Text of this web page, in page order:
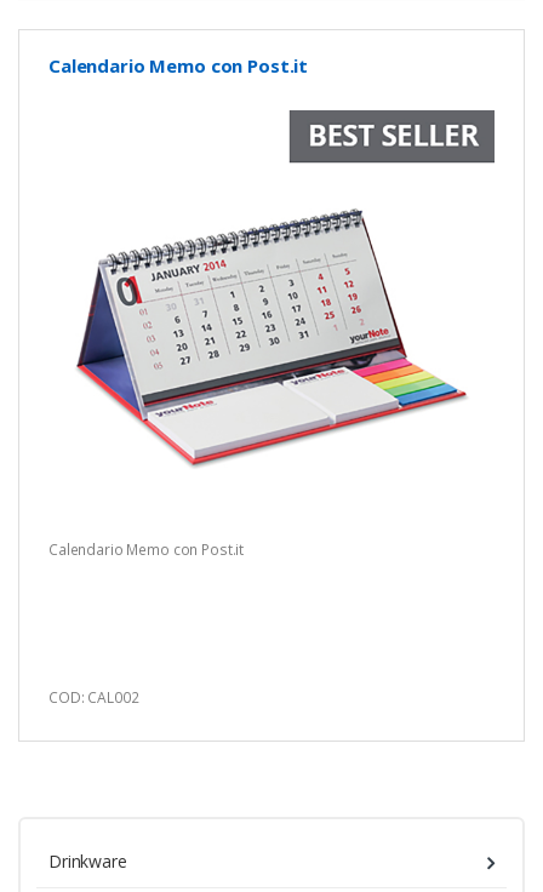
Calendario Memo con Post.it
Calendario Memo con Post.it
COD: CAL002
Drinkware